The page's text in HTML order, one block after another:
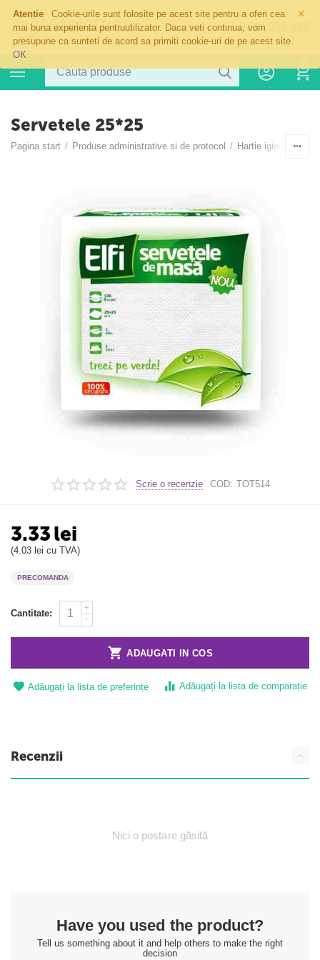
×
Atentie
Cookie-urile sunt folosite pe acest site pentru a oferi cea
mai buna experienta pentruutilizator. Daca veti continua, vom
presupune ca sunteti de acord sa primiti cookie-uri de pe acest site.
OK
0724.633.423
Servetele 25*25
Pagina start / Produse administrative si de protocol / Hartie igienica si
Scrie o recenzie COD: TOT514
3.33lei
(4.03 lei cu TVA)
PRECOMANDA
Cantitate:
+
−
ADAUGATI IN COS
Adăugați la lista de preferințe Adăugați la lista de comparație
Recenzii
Nici o postare găsită
Have you used the product?
Tell us something about it and help others to make the right
decision